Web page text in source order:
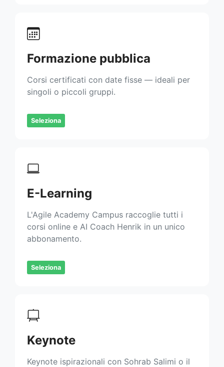
Formazione pubblica
Corsi certificati con date fisse — ideali per
singoli o piccoli gruppi.
Seleziona
E-Learning
L'Agile Academy Campus raccoglie tutti i
corsi online e AI Coach Henrik in un unico
abbonamento.
Seleziona
Keynote
Keynote ispirazionali con Sohrab Salimi o il